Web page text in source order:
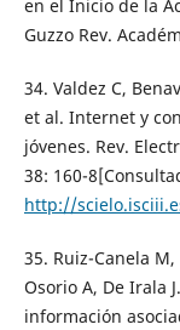
en el Inicio de la
Guzzo Rev.
34. Valdez C,
et al. Internet y
jóvenes. Rev.
38: 160-
http://
35. Ruiz-Canela
Osorio A, De Irala
información